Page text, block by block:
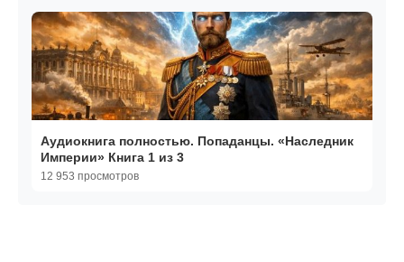
Аудиокнига полностью. Попаданцы. «Наследник
Империи» Книга 1 из 3
12 953 просмотров